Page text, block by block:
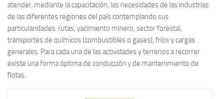
atender, mediante la capacitación, las necesidades de las industrias
de las diferentes regiones del país contemplando sus
particularidades: rutas, yacimiento minero, sector forestal,
transportes de químicos (combustibles o gases), fríos y cargas
generales. Para cada una de las actividades y terrenos a recorrer
existe una forma óptima de conducción y de mantenimiento de
flotas.